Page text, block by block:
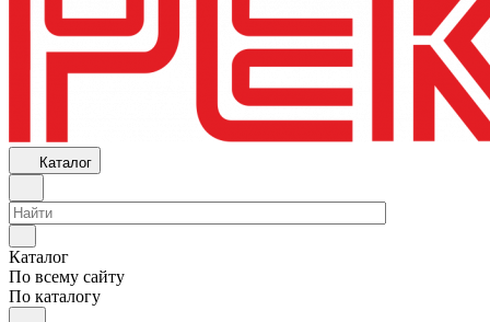
Каталог
Каталог
По всему сайту
По каталогу